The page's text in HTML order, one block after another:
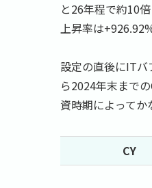
と26年程で約10
上昇率は
設定の直後にITバ
ら2024年末まで
資時期によってか
CY